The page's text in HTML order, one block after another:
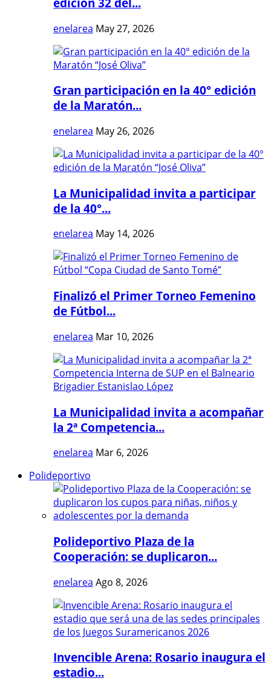
enelarea May 27, 2026
Gran participación en la 40° edición
de la Maratón...
enelarea May 26, 2026
La Municipalidad invita a participar
de la 40°...
enelarea May 14, 2026
Finalizó el Primer Torneo Femenino
de Fútbol...
enelarea Mar 10, 2026
La Municipalidad invita a acompañar
la 2ª Competencia...
enelarea Mar 6, 2026
Polideportivo
Polideportivo Plaza de la
Cooperación: se duplicaron...
enelarea Ago 8, 2026
Invencible Arena: Rosario inaugura el
estadio...